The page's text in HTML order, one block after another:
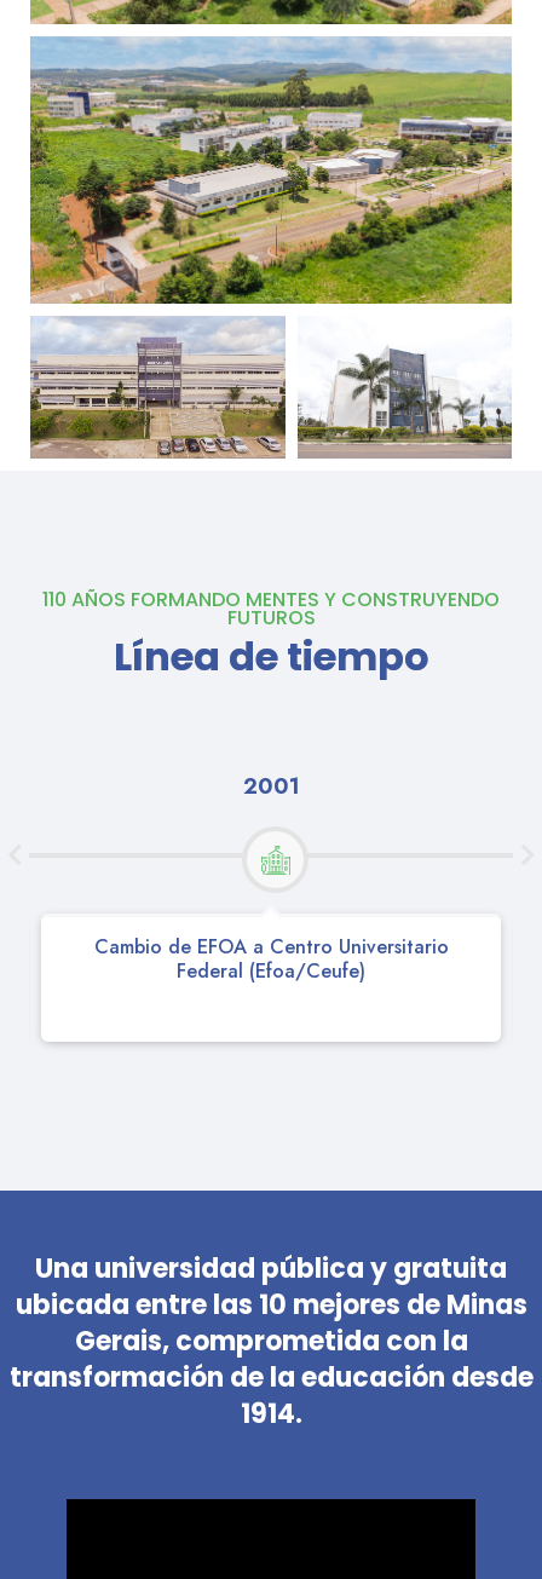
110 AÑOS FORMANDO MENTES Y CONSTRUYENDO
FUTUROS
Línea de tiempo
2005
Transformación a Universidad Federal de
Alfenas (UNIFAL-MG)
Una universidad pública y gratuita
ubicada entre las 10 mejores de Minas
Gerais, comprometida con la
transformación de la educación desde
1914.